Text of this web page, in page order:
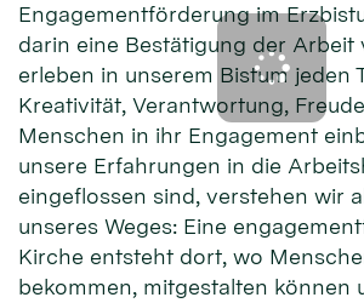
Engagementförderung im
darin eine Bestätigung der Arbeit
erleben in unserem Bistum jeden
Kreativität, Verantwortung,
Menschen in ihr Engagement
unsere Erfahrungen in die
eingeflossen sind, verstehen wir
unseres Weges: Eine
Kirche entsteht dort, wo
bekommen, mitgestalten können